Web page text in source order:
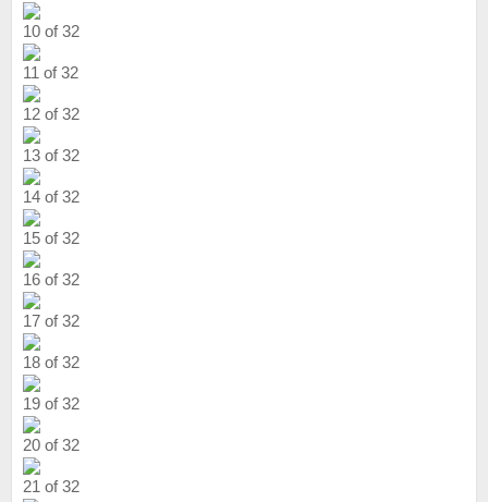
10 of 32
11 of 32
12 of 32
13 of 32
14 of 32
15 of 32
16 of 32
17 of 32
18 of 32
19 of 32
20 of 32
21 of 32